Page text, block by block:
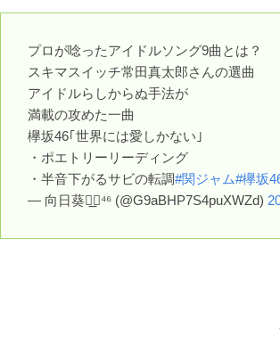
【朗報】増田三莉音さんの生足
【川﨑桜】まあ、でも筑駒は断れないだ
筒井あやめ、アレをチラリ。こういう
Powered by livedoor 相互RSS
プロが唸ったアイドルソング9曲とは？
スキマスイッチ常田真太郎さんの選曲
アイドルらしからぬ手法が
満載の攻めた一曲
欅坂46｢世界には愛しかない｣
・ポエトリーリーディング
・半音下がるサビの転調#関ジャム#欅坂
— 向日葵◢͟￨⁴⁶ (@G9aBHP7S4puXWZd)